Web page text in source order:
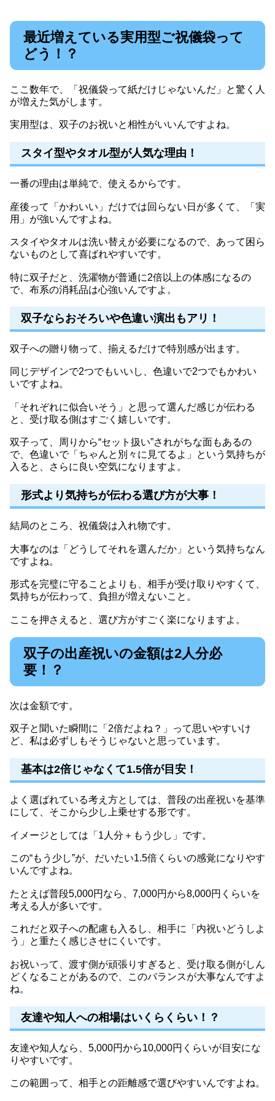
最近増えている実用型ご祝儀袋って
どう！？
ここ数年で、「祝儀袋って紙だけじゃないんだ」と驚く人
が増えた気がします。
実用型は、双子のお祝いと相性がいいんですよね。
スタイ型やタオル型が人気な理由！
一番の理由は単純で、使えるからです。
産後って「かわいい」だけでは回らない日が多くて、「実
用」が強いんですよね。
スタイやタオルは洗い替えが必要になるので、あって困ら
ないものとして喜ばれやすいです。
特に双子だと、洗濯物が普通に2倍以上の体感になるの
で、布系の消耗品は心強いんですよ。
双子ならおそろいや色違い演出もアリ！
双子への贈り物って、揃えるだけで特別感が出ます。
同じデザインで2つでもいいし、色違いで2つでもかわい
いですよね。
「それぞれに似合いそう」と思って選んだ感じが伝わる
と、受け取る側はすごく嬉しいです。
双子って、周りから“セット扱い”されがちな面もあるの
で、色違いで「ちゃんと別々に見てるよ」という気持ちが
入ると、さらに良い空気になりますよ。
形式より気持ちが伝わる選び方が大事！
結局のところ、祝儀袋は入れ物です。
大事なのは「どうしてそれを選んだか」という気持ちなん
ですよね。
形式を完璧に守ることよりも、相手が受け取りやすくて、
気持ちが伝わって、負担が増えないこと。
ここを押さえると、選び方がすごく楽になりますよ。
双子の出産祝いの金額は2人分必
要！？
次は金額です。
双子と聞いた瞬間に「2倍だよね？」って思いやすいけ
ど、私は必ずしもそうじゃないと思っています。
基本は2倍じゃなくて1.5倍が目安！
よく選ばれている考え方としては、普段の出産祝いを基準
にして、そこから少し上乗せする形です。
イメージとしては「1人分＋もう少し」です。
この“もう少し”が、だいたい1.5倍くらいの感覚になりやす
いんですよね。
たとえば普段5,000円なら、7,000円から8,000円くらいを
考える人が多いです。
これだと双子への配慮も入るし、相手に「内祝いどうしよ
う」と重たく感じさせにくいです。
お祝いって、渡す側が頑張りすぎると、受け取る側がしん
どくなることがあるので、このバランスが大事なんですよ
ね。
友達や知人への相場はいくらくらい！？
友達や知人なら、5,000円から10,000円くらいが目安にな
りやすいです。
この範囲って、相手との距離感で選びやすいんですよね。